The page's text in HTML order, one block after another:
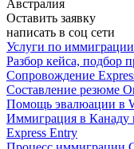
Австралия
Оставить заявку
написать в соц сети
Услуги по иммиграции
Разбор кейса, подбор
Сопровождение
Составление резюме
Помощь эвалюации в
Иммиграция в Канаду
Express Entry